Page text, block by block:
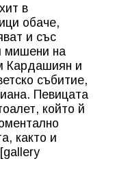
в
обаче,
и със
мишени на
Кардашиян и
събитие,
Певицата
който й
както и